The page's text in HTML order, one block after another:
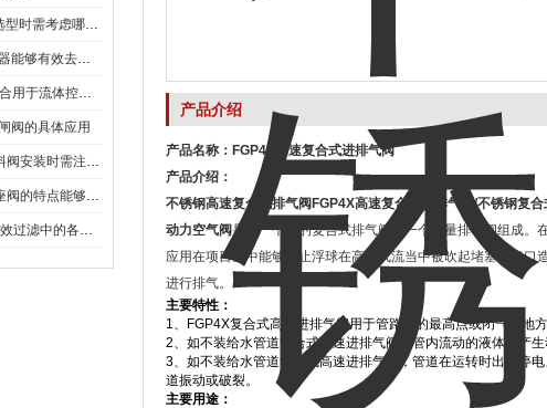
DLXL旋流除砂器选型时需考虑哪些因素？
全自动反冲洗过滤器能够有效去除不同粒径的固体杂
Q941F电动球阀适合用于流体控制需要迅速反应的场合
阀的具体应用
Z644TC双闸板出料阀安装时需注意哪些事项？
ZJF气动不锈钢角座阀的特点能够稳定地控制介质流量
RXG过滤器能够有效过滤中的各种杂质
产品介绍
产品名称： FGP4X高速复合式进排气阀
产品介绍：
不锈钢高速复合式排气阀 FGP4X高速复合式进排气阀 /不锈钢复合
动力空气阀是由一个大的复合式排气阀加一个微量排气阀组成。
应用在项目当中能够防止浮球在高速气流当中被吹起堵塞排气
进行排气。
主要特性：
1、FGP4X复合式高速进排气阀用于管路上的最高点或闭气的地
2、如不装给水管道复合式高速进排气阀，管内流动的液体会产
3、如不装给水管道复合式高速进排气阀，管道在运转时出现停
道振动或破裂。
主要用途：